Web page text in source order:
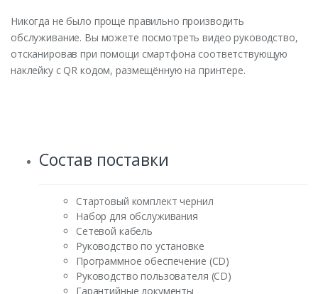
Никогда не было проще правильно производить
обслуживание. Вы можете посмотреть видео руководство,
отсканировав при помощи смартфона соответствующую
наклейку с QR кодом, размещённую на принтере.
Состав поставки
Стартовый комплект чернил
Набор для обслуживания
Сетевой кабель
Руководство по установке
Программное обеспечение (CD)
Руководство пользователя (CD)
Гарантийные документы